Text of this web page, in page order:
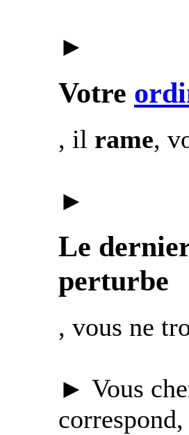
►
Votre
, il rame,
►
Le
perturbe
, vous ne
► Vous
correspond,